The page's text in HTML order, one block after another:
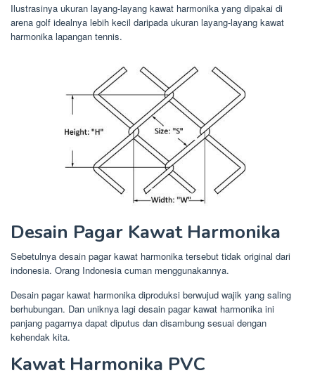
Ilustrasinya ukuran layang-layang kawat harmonika yang dipakai di
arena golf idealnya lebih kecil daripada ukuran layang-layang kawat
harmonika lapangan tennis.
Desain Pagar Kawat Harmonika
Sebetulnya desain pagar kawat harmonika tersebut tidak original dari
indonesia. Orang Indonesia cuman menggunakannya.
Desain pagar kawat harmonika diproduksi berwujud wajik yang saling
berhubungan. Dan uniknya lagi desain pagar kawat harmonika ini
panjang pagarnya dapat diputus dan disambung sesuai dengan
kehendak kita.
Kawat Harmonika PVC